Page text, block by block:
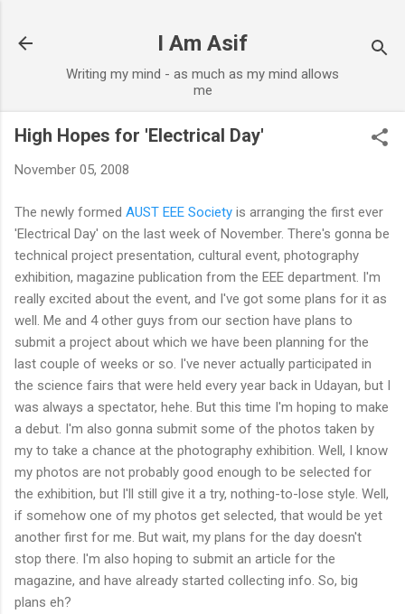
I Am Asif
Writing my mind - as much as my mind allows
me
High Hopes for 'Electrical Day'
November 05, 2008
The newly formed AUST EEE Society is arranging the first ever
'Electrical Day' on the last week of November. There's gonna be
technical project presentation, cultural event, photography
exhibition, magazine publication from the EEE department. I'm
really excited about the event, and I've got some plans for it as
well. Me and 4 other guys from our section have plans to
submit a project about which we have been planning for the
last couple of weeks or so. I've never actually participated in
the science fairs that were held every year back in Udayan, but I
was always a spectator, hehe. But this time I'm hoping to make
a debut. I'm also gonna submit some of the photos taken by
my to take a chance at the photography exhibition. Well, I know
my photos are not probably good enough to be selected for
the exhibition, but I'll still give it a try, nothing-to-lose style. Well,
if somehow one of my photos get selected, that would be yet
another first for me. But wait, my plans for the day doesn't
stop there. I'm also hoping to submit an article for the
magazine, and have already started collecting info. So, big
plans eh?